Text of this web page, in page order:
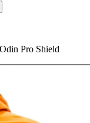
Pro Shield